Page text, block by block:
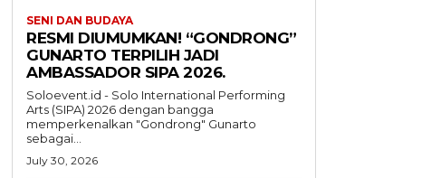
SENI DAN BUDAYA
RESMI DIUMUMKAN! “GONDRONG”
GUNARTO TERPILIH JADI
AMBASSADOR SIPA 2026.
Soloevent.id - Solo International Performing
Arts (SIPA) 2026 dengan bangga
memperkenalkan "Gondrong" Gunarto
sebagai...
July 30, 2026